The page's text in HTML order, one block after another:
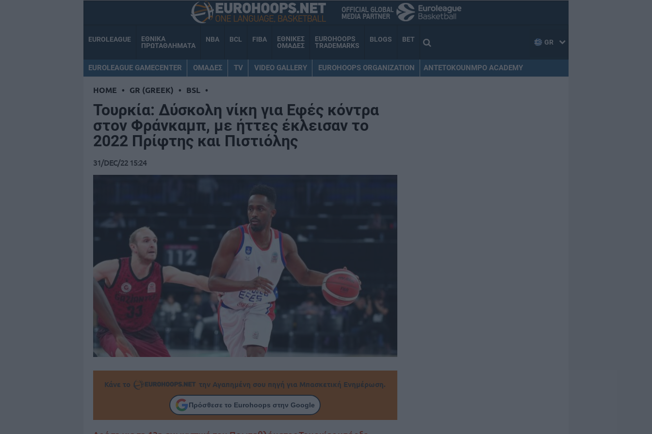
EUROLEAGUE
ΕΘΝΙΚΑ
ΠΡΩΤΑΘΛΗΜΑΤΑ
NBA BCL FIBA
ΕΘΝΙΚΕΣ
ΟΜΑΔΕΣ
EUROHOOPS
TRADEMARKS
BLOGS BET GR
EUROLEAGUE GAMECENTER ΟΜΑΔΕΣ TV VIDEO GALLERY EUROHOOPS ORGANIZATION ANTETOKOUNMPO ACADEMY
HOME • GR (GREEK) • BSL •
Τουρκία: Δύσκολη νίκη για Εφές κόντρα
στον Φράνκαμπ, με ήττες έκλεισαν το
2022 Πρίφτης και Πιστιόλης
31/DEC/22 15:24
Κάνε το την Αγαπημένη σου πηγή για Μπασκετική Ενημέρωση.
Πρόσθεσε το Eurohoops στην Google